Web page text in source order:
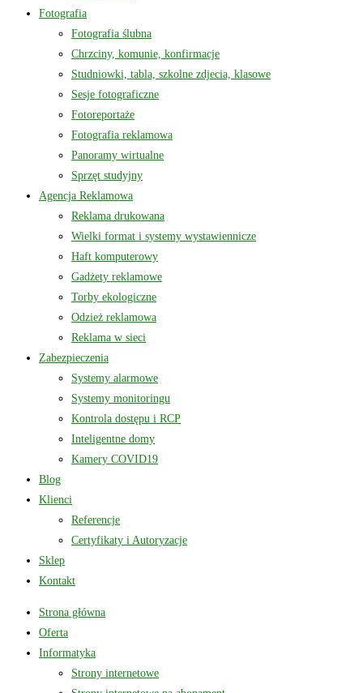
Fotografia
Fotografia ślubna
Chrzciny, komunie, konfirmacje
Studniowki, tabla, szkolne zdjecia, klasowe
Sesje fotograficzne
Fotoreportaże
Fotografia reklamowa
Panoramy wirtualne
Sprzęt studyjny
Agencja Reklamowa
Reklama drukowana
Wielki format i systemy wystawiennicze
Haft komputerowy
Gadżety reklamowe
Torby ekologiczne
Odzież reklamowa
Reklama w sieci
Zabezpieczenia
Systemy alarmowe
Systemy monitoringu
Kontrola dostępu i RCP
Inteligentne domy
Kamery COVID19
Blog
Klienci
Referencje
Certyfikaty i Autoryzacje
Sklep
Kontakt
Strona główna
Oferta
Informatyka
Strony internetowe